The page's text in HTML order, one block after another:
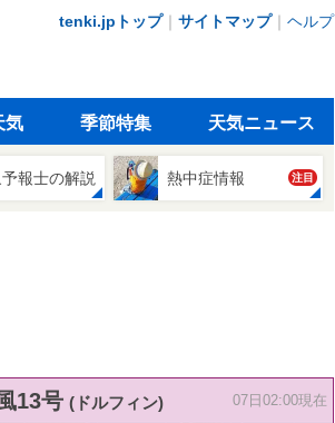
tenki.jpトップ｜ サイトマップ｜ ヘルプ
気 季節特集 天気ニュース
報士の解説 熱中症情報 注目
13号 (ドルフィン) 07日02:00現在